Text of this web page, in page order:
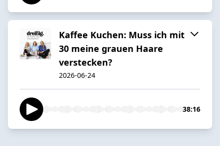
Kaffee Kuchen: Muss ich mit
30 meine grauen Haare
verstecken?
2026-06-24
38:16